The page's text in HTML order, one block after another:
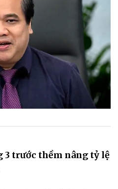
3 trước thềm nâng tỷ lệ